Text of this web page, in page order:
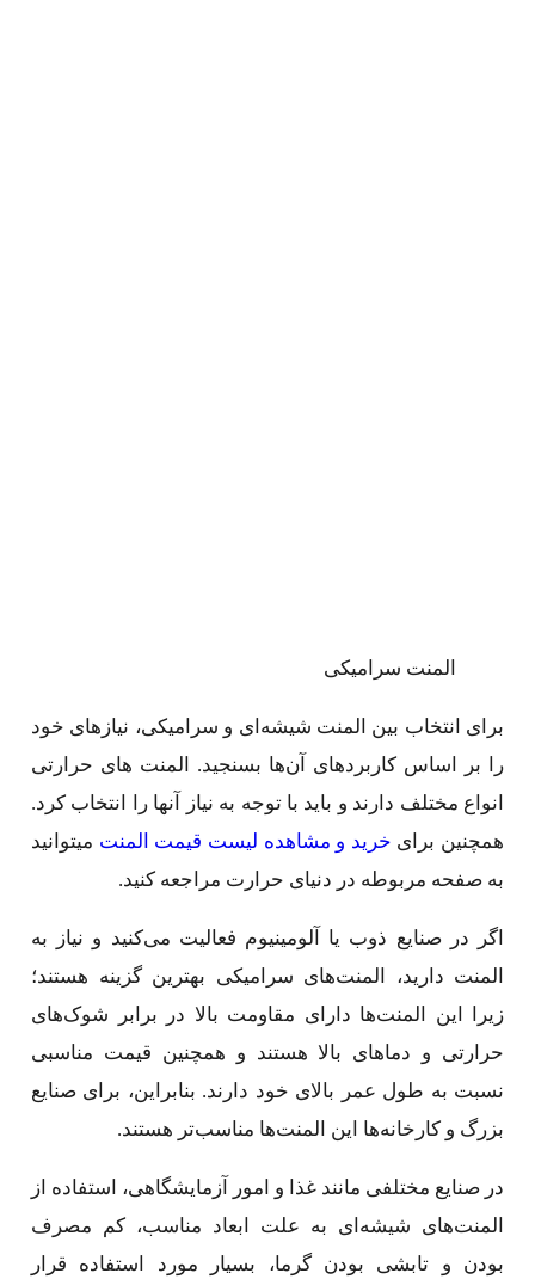
المنت سرامیکی
برای انتخاب بین المنت شیشه‌ای و سرامیکی، نیازهای خود
را بر اساس کاربردهای آن‌ها بسنجید. المنت های حرارتی
انواع مختلف دارند و باید با توجه به نیاز آنها را انتخاب کرد.
همچنین برای خرید و مشاهده لیست قیمت المنت میتوانید
به صفحه مربوطه در دنیای حرارت مراجعه کنید.
اگر در صنایع ذوب یا آلومینیوم فعالیت می‌کنید و نیاز به
المنت دارید، المنت‌های سرامیکی بهترین گزینه هستند؛
زیرا این المنت‌ها دارای مقاومت بالا در برابر شوک‌های
حرارتی و دماهای بالا هستند و همچنین قیمت مناسبی
نسبت به طول عمر بالای خود دارند. بنابراین، برای صنایع
بزرگ و کارخانه‌ها این المنت‌ها مناسب‌تر هستند.
در صنایع مختلفی مانند غذا و امور آزمایشگاهی، استفاده از
المنت‌های شیشه‌ای به علت ابعاد مناسب، کم مصرف
بودن و تابشی بودن گرما، بسیار مورد استفاده قرار